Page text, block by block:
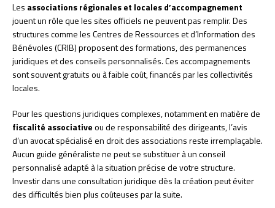
Les associations régionales et locales d’accompagnement
jouent un rôle que les sites officiels ne peuvent pas remplir. Des
structures comme les Centres de Ressources et d’Information des
Bénévoles (CRIB) proposent des formations, des permanences
juridiques et des conseils personnalisés. Ces accompagnements
sont souvent gratuits ou à faible coût, financés par les collectivités
locales.
Pour les questions juridiques complexes, notamment en matière de
fiscalité associativeou de responsabilité des dirigeants, l’avis
d’un avocat spécialisé en droit des associations reste irremplaçable.
Aucun guide généraliste ne peut se substituer à un conseil
personnalisé adapté à la situation précise de votre structure.
Investir dans une consultation juridique dès la création peut éviter
des difficultés bien plus coûteuses par la suite.